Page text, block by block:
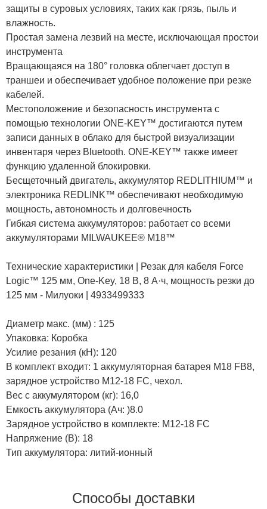
защиты в суровых условиях, таких как грязь, пыль и
влажность.
Простая замена лезвий на месте, исключающая простои
инструмента
Вращающаяся на 180° головка облегчает доступ в
траншеи и обеспечивает удобное положение при резке
кабелей.
Местоположение и безопасность инструмента с
помощью технологии ONE-KEY™ достигаются путем
записи данных в облако для быстрой визуализации
инвентаря через Bluetooth. ONE-KEY™ также имеет
функцию удаленной блокировки.
Бесщеточный двигатель, аккумулятор REDLITHIUM™ и
электроника REDLINK™ обеспечивают необходимую
мощность, автономность и долговечность
Гибкая система аккумуляторов: работает со всеми
аккумуляторами MILWAUKEE® M18™
Технические характеристики | Резак для кабеля Force
Logic™ 125 мм, One-Key, 18 В, 8 А·ч, мощность резки до
125 мм - Милуоки | 4933499333
Диаметр макс. (мм) : 125
Упаковка: Коробка
Усилие резания (кН): 120
В комплект входит: 1 аккумуляторная батарея M18 FB8,
зарядное устройство M12-18 FC, чехол.
Вес с аккумулятором (кг): 16,0
Емкость аккумулятора (Ач: )8.0
Зарядное устройство в комплекте: M12-18 FC
Напряжение (В): 18
Тип аккумулятора: литий-ионный
Способы доставки